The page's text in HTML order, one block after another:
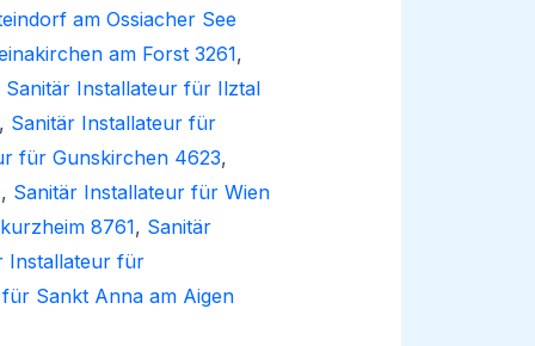
am Ossiacher See
am Forst 3261,
Sanitär Installateur für Ilztal
Sanitär Installateur für
für Gunskirchen 4623,
, Sanitär Installateur für Wien
8761, Sanitär
Installateur für
Sankt Anna am Aigen